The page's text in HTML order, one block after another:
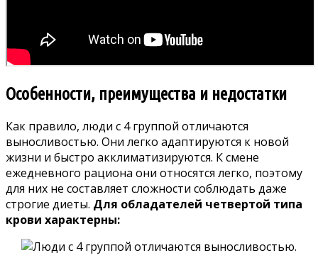
Особенности, преимущества и недостатки
Как правило, люди с 4 группой отличаются
выносливостью. Они легко адаптируются к новой
жизни и быстро акклиматизируются. К смене
ежедневного рациона они относятся легко, поэтому
для них не составляет сложности соблюдать даже
строгие диеты. Для обладателей четвертой типа
крови характерны: